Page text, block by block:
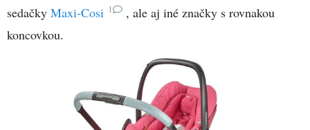
sedačky Maxi-Cosi 1
, ale aj iné značky s rovnakou
koncovkou.